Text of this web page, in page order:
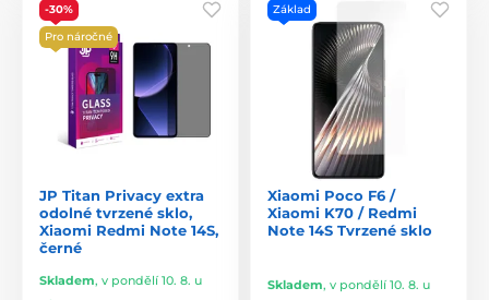
-30%
Pro náročné
JP Titan Privacy extra
odolné tvrzené sklo,
Xiaomi Redmi Note 14S,
černé
Skladem, v pondělí 10. 8. u
Základ
Xiaomi Poco F6 /
Xiaomi K70 / Redmi
Note 14S Tvrzené sklo
Skladem, v pondělí 10. 8. u